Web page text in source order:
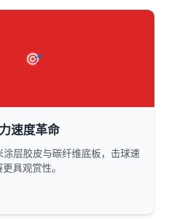
🎯
速度革命
层胶皮与碳纤维底板，击球速
具观赏性。